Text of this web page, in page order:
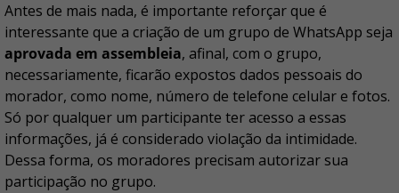
Antes de mais nada, é importante reforçar que é
interessante que a criação de um grupo de WhatsApp seja
aprovada em assembleia, afinal, com o grupo,
necessariamente, ficarão expostos dados pessoais do
morador, como nome, número de telefone celular e fotos.
Só por qualquer um participante ter acesso a essas
informações, já é considerado violação da intimidade.
Dessa forma, os moradores precisam autorizar sua
participação no grupo.